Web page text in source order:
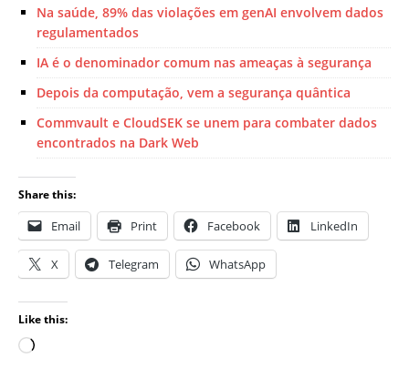
Na saúde, 89% das violações em genAI envolvem dados
regulamentados
IA é o denominador comum nas ameaças à segurança
Depois da computação, vem a segurança quântica
Commvault e CloudSEK se unem para combater dados
encontrados na Dark Web
Share this:
Email Print Facebook LinkedIn
X Telegram WhatsApp
Like this: